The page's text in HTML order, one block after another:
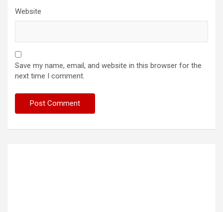
Website
Save my name, email, and website in this browser for the
next time I comment.